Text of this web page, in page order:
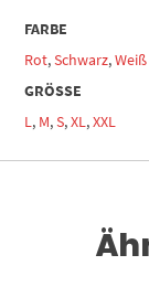
FARBE
Rot,Schwarz,Weiß
GRÖSSE
L, M,S,XL,XXL